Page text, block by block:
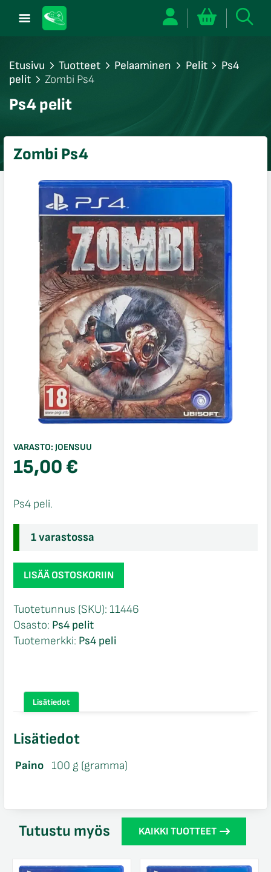
Etusivu Tuotteet Pelaaminen Pelit
Ps4
pelit
Zombi Ps4
Ps4 pelit
Zombi Ps4
VARASTO: JOENSUU
15,00€
Ps4 peli.
1 varastossa
Zombi
Ps4
LISÄÄ OSTOSKORIIN
Tuotetunnus (SKU): 11446
Osasto: Ps4 pelit
Tuotemerkki: Ps4 peli
Lisätiedot
Lisätiedot
Paino 100 g (gramma)
Tutustu myös KAIKKI TUOTTEET
sulje
sulje